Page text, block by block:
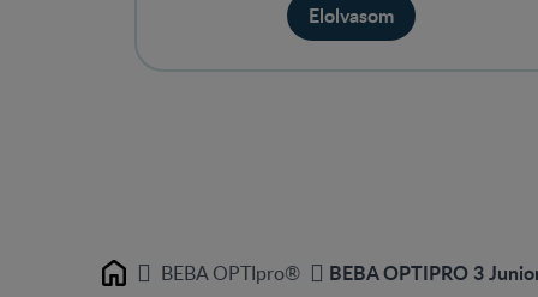
Elolvasom
Home BEBA OPTIpro® BEBA OPTIPRO 3